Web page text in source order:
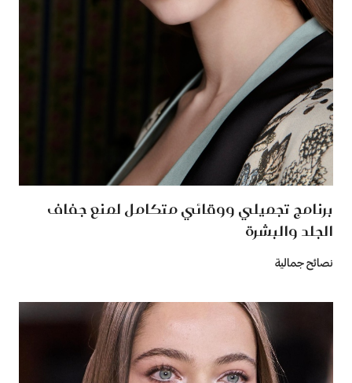
برنامج تجميلي ووقائي متكامل لمنع جفاف
الجلد والبشرة
نصائح جمالية